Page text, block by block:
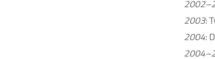
2003:
2004: